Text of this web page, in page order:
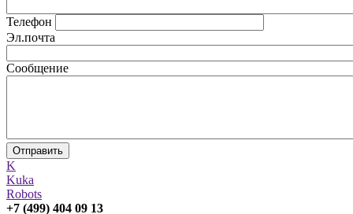
Телефон
Эл.почта
Сообщение
K
Kuka
Robots